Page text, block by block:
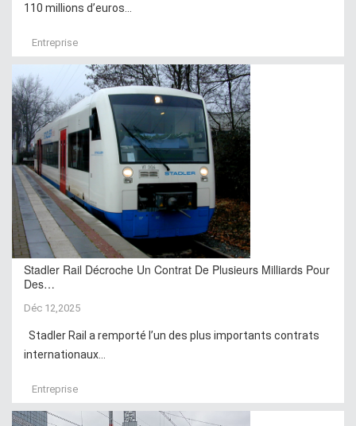
110 millions d’euros...
Entreprise
Stadler Rail Décroche Un Contrat De Plusieurs Milliards Pour
Des…
Déc 12,2025
Stadler Rail a remporté l’un des plus importants contrats
internationaux...
Entreprise